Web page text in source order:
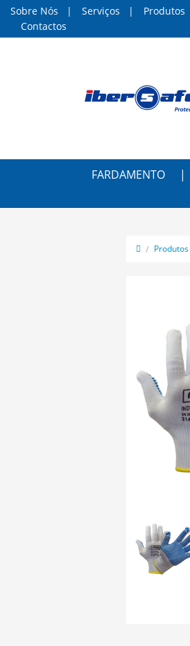
Sobre Nós Serviços Produtos
Contactos
FARDAMENTO
Produtos